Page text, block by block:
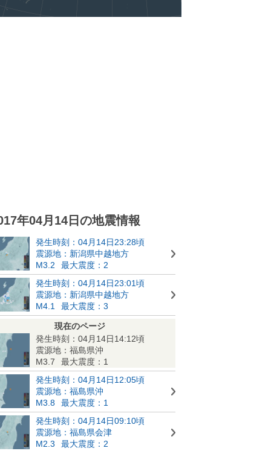
年04月14日の地震情報
発生時刻：04月14日23:28頃
震源地：新潟県中越地方
M3.2
最大震度：2
発生時刻：04月14日23:01頃
震源地：新潟県中越地方
M4.1
最大震度：3
現在のページ
発生時刻：04月14日14:12頃
震源地：福島県沖
M3.7
最大震度：1
発生時刻：04月14日12:05頃
震源地：福島県沖
M3.8
最大震度：1
発生時刻：04月14日09:10頃
震源地：福島県会津
M2.3
最大震度：2